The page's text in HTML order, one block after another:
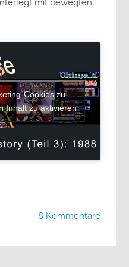
mit bewegten
Cookies zu
Inhalt zu aktivieren
8 Kommentare